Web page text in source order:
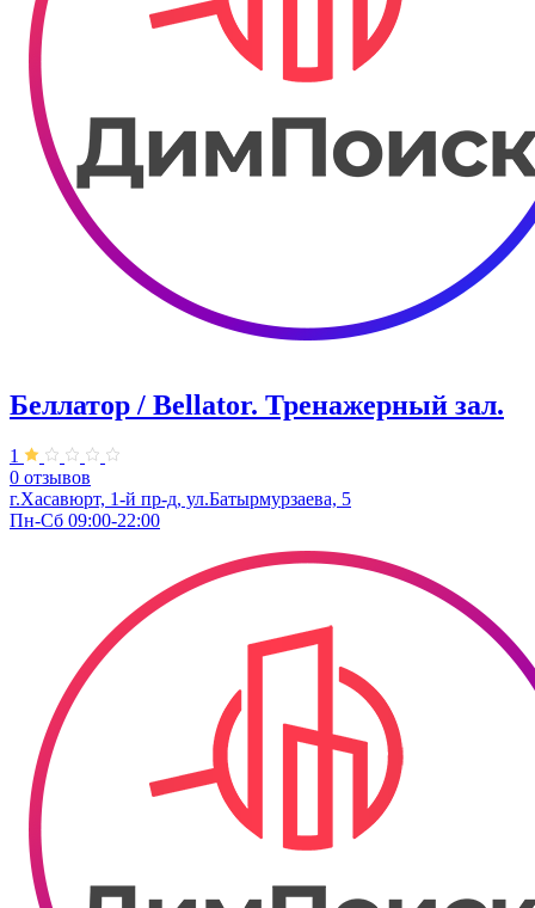
Беллатор / Bellator. Тренажерный зал.
1
0 отзывов
г.Хасавюрт, 1-й пр-д, ул.Батырмурзаева, 5
Пн-Сб 09:00-22:00